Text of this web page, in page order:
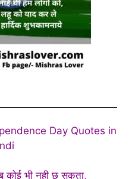
Day Quotes in
कोई भी नही छू सकता,